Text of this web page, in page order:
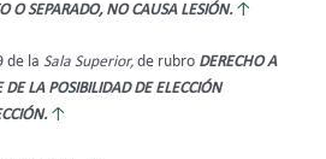
O SEPARADO, NO CAUSA LESIÓN. ↑
de la Sala Superior, de rubro DERECHO A
LA POSIBILIDAD DE ELECCIÓN
↑